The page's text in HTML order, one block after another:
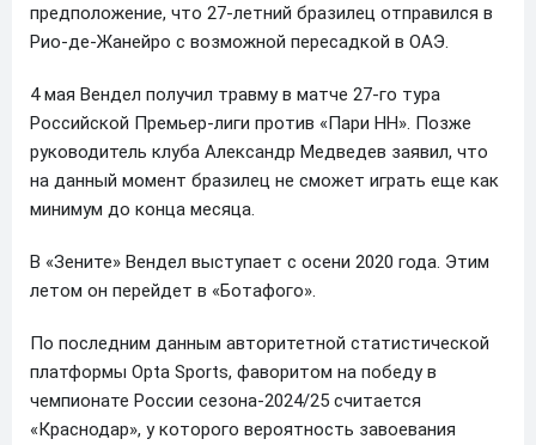
предположение, что 27-летний бразилец отправился в
Рио-де-Жанейро с возможной пересадкой в ОАЭ.
4 мая Вендел получил травму в матче 27-го тура
Российской Премьер-лиги против «Пари НН». Позже
руководитель клуба Александр Медведев заявил, что
на данный момент бразилец не сможет играть еще как
минимум до конца месяца.
В «Зените» Вендел выступает с осени 2020 года. Этим
летом он перейдет в «Ботафого».
По последним данным авторитетной статистической
платформы Opta Sports, фаворитом на победу в
чемпионате России сезона-2024/25 считается
«Краснодар», у которого вероятность завоевания